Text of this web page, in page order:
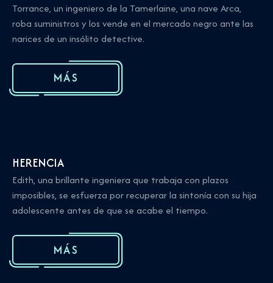
Torrance, un ingeniero de la Tamerlaine, una nave Arca,
roba suministros y los vende en el mercado negro ante las
narices de un insólito detective.
MÁS
HERENCIA
Edith, una brillante ingeniera que trabaja con plazos
imposibles, se esfuerza por recuperar la sintonía con su hija
adolescente antes de que se acabe el tiempo.
MÁS